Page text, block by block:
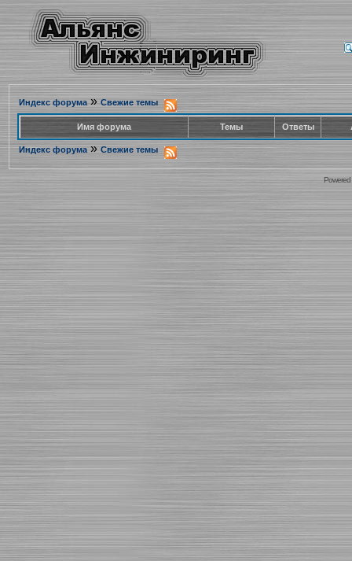
Индекс форума» Свежие темы
Имя форума Темы Ответы
Индекс форума » Свежие темы